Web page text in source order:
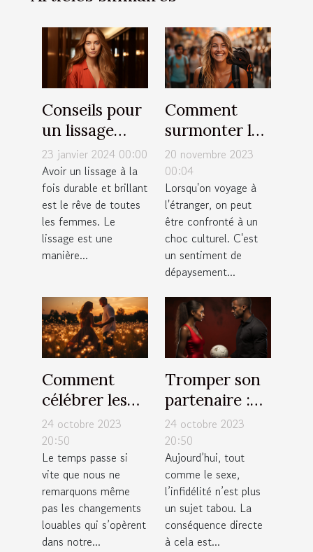
Conseils pour
un lissage
durable et
brillant : top
10 des astuces
23 janvier 2024 00:00
Avoir un lissage à la
fois durable et brillant
est le rêve de toutes
les femmes. Le
lissage est une
manière...
Comment
surmonter le
choc culturel
lors d'un
voyage
20 novembre 2023
00:04
Lorsqu'on voyage à
l'étranger, on peut
être confronté à un
choc culturel. C'est
un sentiment de
dépaysement...
Comment
célébrer les
moments
importants de
votre vie ?
24 octobre 2023
20:50
Le temps passe si
vite que nous ne
remarquons même
pas les changements
louables qui s’opèrent
dans notre...
Tromper son
partenaire :
est-ce la
meilleure
solution ?
24 octobre 2023
20:50
Aujourd’hui, tout
comme le sexe,
l’infidélité n’est plus
un sujet tabou. La
conséquence directe
à cela est...